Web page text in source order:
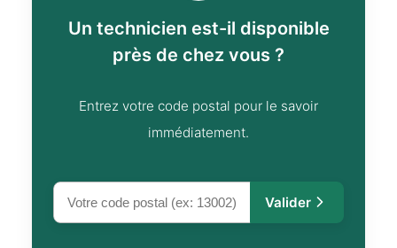
Un technicien est-il disponible
près de chez vous ?
Entrez votre code postal pour le savoir
immédiatement.
Valider